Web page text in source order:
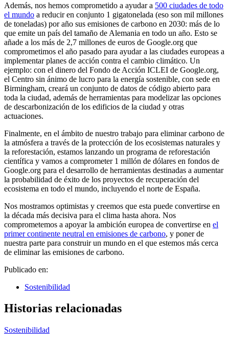
Además, nos hemos comprometido a ayudar a 500 ciudades de todo
el mundo a reducir en conjunto 1 gigatonelada (eso son mil millones
de toneladas) por año sus emisiones de carbono en 2030: más de lo
que emite un país del tamaño de Alemania en todo un año. Esto se
añade a los más de 2,7 millones de euros de Google.org que
comprometimos el año pasado para ayudar a las ciudades europeas a
implementar planes de acción contra el cambio climático. Un
ejemplo: con el dinero del Fondo de Acción ICLEI de Google.org,
el Centro sin ánimo de lucro para la energía sostenible, con sede en
Birmingham, creará un conjunto de datos de código abierto para
toda la ciudad, además de herramientas para modelizar las opciones
de descarbonización de los edificios de la ciudad y otras
actuaciones.
Finalmente, en el ámbito de nuestro trabajo para eliminar carbono de
la atmósfera a través de la protección de los ecosistemas naturales y
la reforestación, estamos lanzando un programa de reforestación
científica y vamos a comprometer 1 millón de dólares en fondos de
Google.org para el desarrollo de herramientas destinadas a aumentar
la probabilidad de éxito de los proyectos de recuperación del
ecosistema en todo el mundo, incluyendo el norte de España.
Nos mostramos optimistas y creemos que esta puede convertirse en
la década más decisiva para el clima hasta ahora. Nos
comprometemos a apoyar la ambición europea de convertirse en el
primer continente neutral en emisiones de carbono, y poner de
nuestra parte para construir un mundo en el que estemos más cerca
de eliminar las emisiones de carbono.
Publicado en:
Sostenibilidad
Historias relacionadas
Sostenibilidad